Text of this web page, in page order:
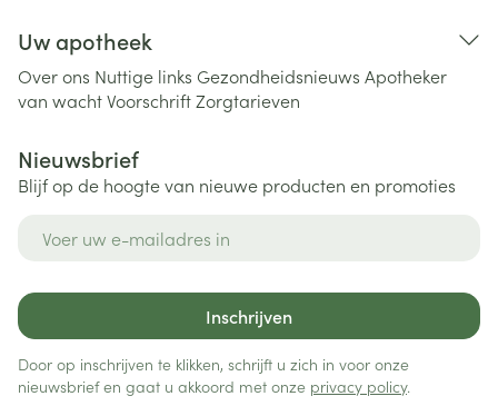
Uw apotheek
Over ons Nuttige links Gezondheidsnieuws Apotheker
van wachtVoorschriftZorgtarieven
Nieuwsbrief
Blijf op de hoogte van nieuwe producten en promoties
Inschrijven
Door op inschrijven te klikken, schrijft u zich in voor onze
nieuwsbrief en gaat u akkoord met onze privacy policy.